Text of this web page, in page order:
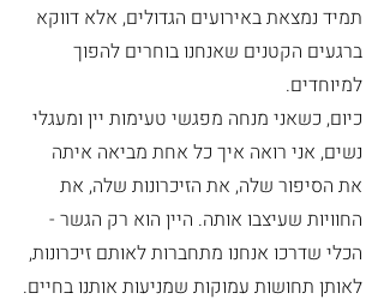
תמיד נמצאת באירועים הגדולים, אלא דווקא
ברגעים הקטנים שאנחנו בוחרים להפוך
למיוחדים.
כיום, כשאני מנחה מפגשי טעימות יין ומעגלי
נשים, אני רואה איך כל אחת מביאה איתה
את הסיפור שלה, את הזיכרונות שלה, את
החוויות שעיצבו אותה. היין הוא רק הגשר -
הכלי שדרכו אנחנו מתחברות לאותם זיכרונות,
לאותן תחושות עמוקות שמניעות אותנו בחיים.